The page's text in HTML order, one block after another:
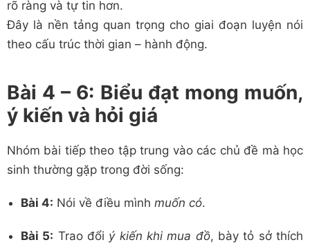
rõ ràng và tự tin hơn.
Đây là nền tảng quan trọng cho giai đoạn luyện nói
theo cấu trúc thời gian – hành động.
Bài 4 – 6: Biểu đạt mong muốn,
ý kiến và hỏi giá
Nhóm bài tiếp theo tập trung vào các chủ đề mà học
sinh thường gặp trong đời sống:
Bài 4: Nói về điều mình muốn có.
Bài 5: Trao đổi ý kiến khi mua đồ, bày tỏ sở thích